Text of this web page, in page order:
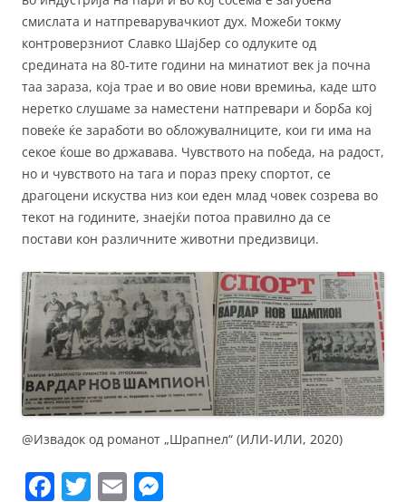
смислата и натпреварувачкиот дух. Можеби токму
контроверзниот Славко Шајбер со одлуките од
средината на 80-тите години на минатиот век ја почна
таа зараза, која трае и во овие нови времиња, каде што
неретко слушаме за наместени натпревари и борба кој
повеќе ќе заработи во обложувалниците, кои ги има на
секое ќоше во државава. Чувството на победа, на радост,
но и чувството на тага и пораз преку спортот, се
драгоцени искуства низ кои еден млад човек созрева во
текот на годините, знаејќи потоа правилно да се
постави кон различните животни предизвици.
@Извадок од романот „Шрапнел“ (ИЛИ-ИЛИ, 2020)
F T E